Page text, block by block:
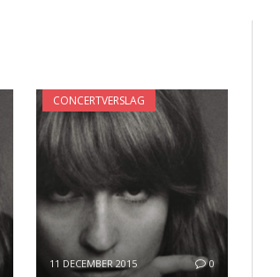
CONCERTVERSLAG
11 DECEMBER 2015 0